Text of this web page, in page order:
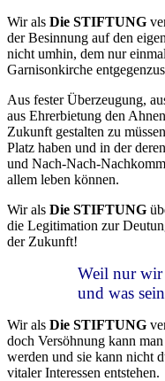
Wir als Die STIFTUNG
der Besinnung auf den
nicht umhin, dem nur
Garnisonkirche
Aus fester Überzeugung,
aus Ehrerbietung den
Zukunft gestalten zu
Platz haben und in der
und Nach-Nach-
allem leben können.
Wir als Die STIFTUNG
die Legitimation zur
der Zukunft!
Weil nur wir
und was
Wir als Die STIFTUNG
doch Versöhnung kann
werden und sie kann nicht
vitaler Interessen entstehen.